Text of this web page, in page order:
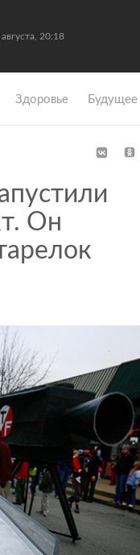
20:18
Здоровье Будущее
Он